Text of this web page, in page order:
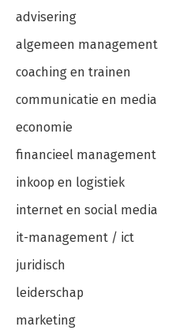
advisering
algemeen management
coaching en trainen
communicatie en media
economie
financieel management
inkoop en logistiek
internet en social media
it-management / ict
juridisch
leiderschap
marketing